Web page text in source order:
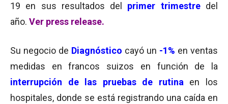
19 en sus resultados del primer trimestredel
año. Ver press release.
Su negocio de Diagnóstico cayó un -1% en ventas
medidas en francos suizos en función de la
interrupción de las pruebas de rutina
en los
hospitales, donde se está registrando una caída en